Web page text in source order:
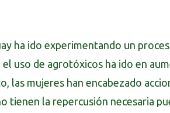
ha ido experimentando un
uso de agrotóxicos ha ido en
las mujeres han encabezado
tienen la repercusión necesaria